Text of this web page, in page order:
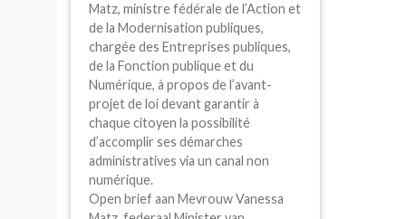
Matz, ministre fédérale de l’Action et
de la Modernisation publiques,
chargée des Entreprises publiques,
de la Fonction publique et du
Numérique, à propos de l’avant-
projet de loi devant garantir à
chaque citoyen la possibilité
d’accomplir ses démarches
administratives via un canal non
numérique.
Open brief aan Mevrouw Vanessa